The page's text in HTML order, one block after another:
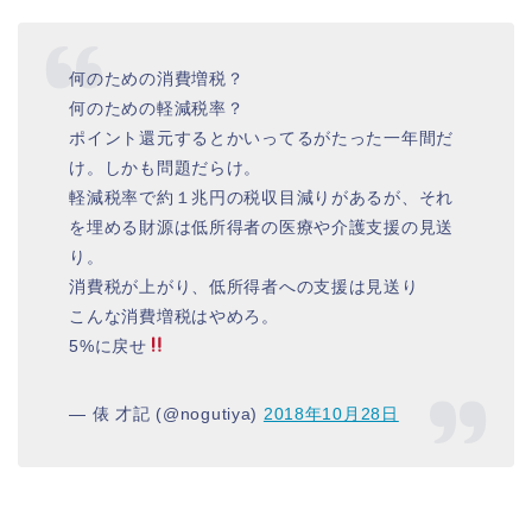
何のための消費増税？
何のための軽減税率？
ポイント還元するとかいってるがたった一年間だ
け。しかも問題だらけ。
軽減税率で約１兆円の税収目減りがあるが、それ
を埋める財源は低所得者の医療や介護支援の見送
り。
消費税が上がり、低所得者への支援は見送り
こんな消費増税はやめろ。
5%に戻せ
— 俵 才記 (@nogutiya) 2018年10月28日